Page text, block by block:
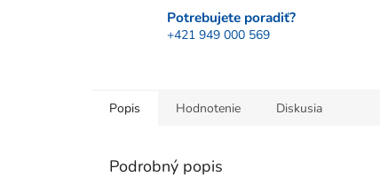
Potrebujete poradiť?
+421 949 000 569
Popis Hodnotenie Diskusia
Podrobný popis